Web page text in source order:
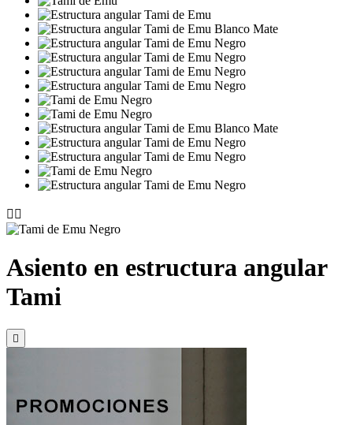
 
Asiento en estructura angular
Tami
